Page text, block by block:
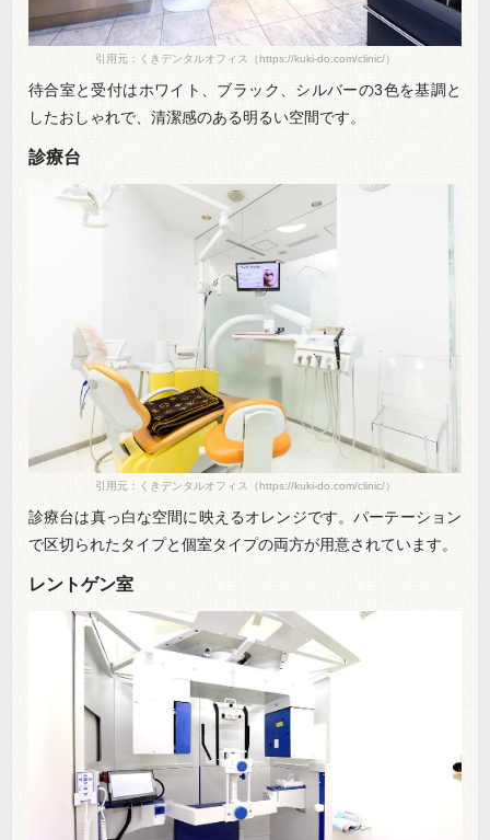
引用元：くきデンタルオフィス（https://kuki-do.com/clinic/）
待合室と受付はホワイト、ブラック、シルバーの3色を基調と
したおしゃれで、清潔感のある明るい空間です。
診療台
引用元：くきデンタルオフィス（https://kuki-do.com/clinic/）
診療台は真っ白な空間に映えるオレンジです。パーテーション
で区切られたタイプと個室タイプの両方が用意されています。
レントゲン室